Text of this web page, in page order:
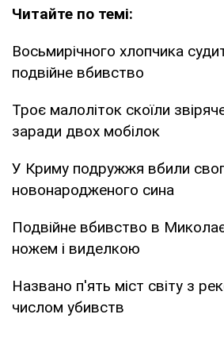
Читайте по темі:
Восьмирічного хлопчика
подвійне вбивство
Троє малоліток скоїли
заради двох мобілок
У Криму подружжя вбили
новонародженого сина
Подвійне вбивство в
ножем і виделкою
Названо п'ять міст світу з
числом убивств